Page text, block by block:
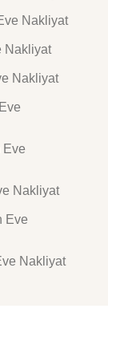
Nakliyat
Nakliyat
Nakliyat
Eve
Nakliyat
Eve
Nakliyat